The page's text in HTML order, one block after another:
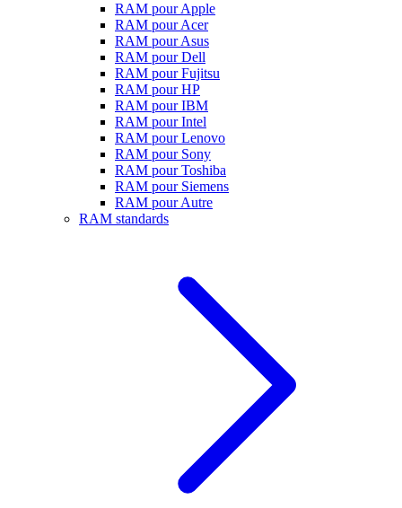
RAM pour Apple
RAM pour Acer
RAM pour Asus
RAM pour Dell
RAM pour Fujitsu
RAM pour HP
RAM pour IBM
RAM pour Intel
RAM pour Lenovo
RAM pour Sony
RAM pour Toshiba
RAM pour Siemens
RAM pour Autre
RAM standards